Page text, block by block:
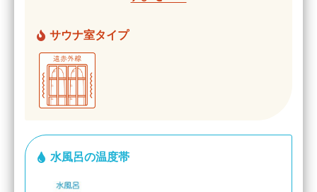
サウナ室タイプ
水風呂の温度帯